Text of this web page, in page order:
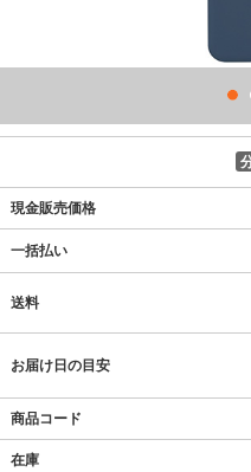
現金販売価格
一括払い
送料
お届け日の目安
商品コード
在庫